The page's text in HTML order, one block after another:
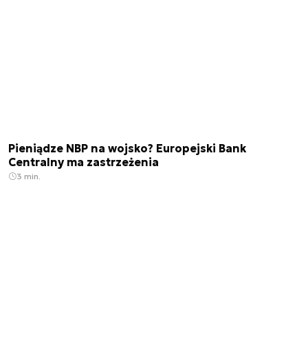
Pieniądze NBP na wojsko? Europejski Bank
Centralny ma zastrzeżenia
3 min.